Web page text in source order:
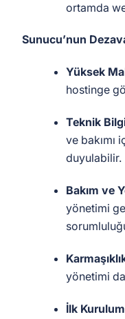
ortamda
Sunucu’nun
Yüksek
hostinge
Teknik
ve bakımı
duyulabilir.
Bakım ve
yönetimi
yönetimi
İlk